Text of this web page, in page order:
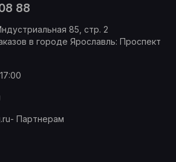
88
85, стр. 2
в городе Ярославль: Проспект
- Партнерам